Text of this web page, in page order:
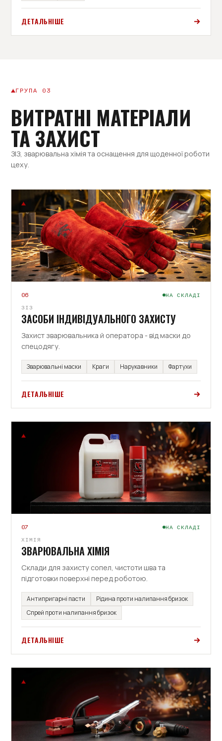
ДЕТАЛЬНІШЕ
ГРУПА 03
ВИТРАТНІ МАТЕРІАЛИ
ТА ЗАХИСТ
ЗІЗ, зварювальна хімія та оснащення для щоденної роботи
цеху.
06
НА СКЛАДІ
ЗІЗ
ЗАСОБИ ІНДИВІДУАЛЬНОГО ЗАХИСТУ
Захист зварювальника й оператора - від маски до
спецодягу.
Зварювальні маски Краги Нарукавники Фартухи
ДЕТАЛЬНІШЕ
07
НА СКЛАДІ
ХІМІЯ
ЗВАРЮВАЛЬНА ХІМІЯ
Склади для захисту сопел, чистоти шва та
підготовки поверхні перед роботою.
Антипригарні пасти
Рідина проти налипання бризок
Спрей проти налипання бризок
ДЕТАЛЬНІШЕ